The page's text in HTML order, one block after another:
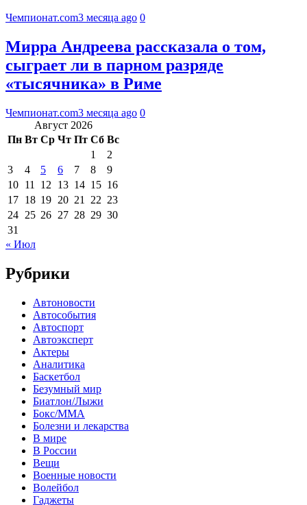
Чемпионат.com3 месяца ago 0
Мирра Андреева рассказала о том,
сыграет ли в парном разряде
«тысячника» в Риме
Чемпионат.com3 месяца ago 0
Август 2026
Пн Вт Ср Чт Пт Сб Вс
1
2
3
4 5 6 7 8
9
10 11 12 13 14 15 16
17 18 19 20 21 22 23
24 25 26 27 28 29 30
31
« Июл
Рубрики
Автоновости
Автособытия
Автоспорт
Автоэксперт
Актеры
Аналитика
Баскетбол
Безумный мир
Биатлон/Лыжи
Бокс/MMA
Болезни и лекарства
В мире
В России
Вещи
Военные новости
Волейбол
Гаджеты